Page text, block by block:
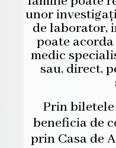
unor
de laborator,
poate
medic
sau, direct,
Prin
beneficia de
prin Casa de